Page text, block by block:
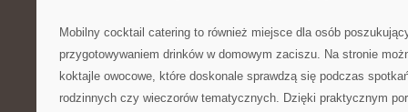
Mobilny cocktail catering to również miejsce dla osób
przygotowywaniem drinków w domowym zaciszu. Na stronie
koktajle owocowe, które doskonale sprawdzą się podczas
rodzinnych czy wieczorów tematycznych. Dzięki praktycznym